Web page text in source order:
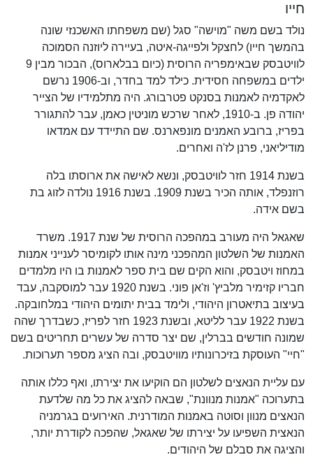
חייו
נולד בשם משה "מוישה" סגל (שם משפחתו האשכנזי שונה
בהמשך חייו) לחצקל ולפייגה-איטה, בעיירה ליוזנה הסמוכה
לוויטבסק שבאימפריה הרוסית (כיום בבלארוס), הבכור מבין 9
ילדים במשפחה חסידית. כילד למד בחדר, וב-1906 נרשם
לאקדמיה לאמנות בסנקט פטרבורג. היה מתלמידיו של הצייר
יהודה פן. ב-1910, לאחר שרכש מוניטין כאמן, עבר להתגורר
בפריז, ברובע האמנים מונפארנס. שם התיידד עם אמדאו
מודיליאני, פרנן לז'ה ואחרים.
בשנת 1914 חזר לוויטבסק, ונשא לאישה את ארוסתו בלה
רוזנפלד, אותה הכיר בשנת 1909. בשנת 1916 נולדה לזוג בת
בשם אידה.
שאגאל היה מעורב במהפכה הרוסית של שנת 1917. משרד
האמנות של השלטון המהפכני מינה אותו לקומיסר לענייני אמנות
במחוז ויטבסק, והוא הקים שם בית ספר לאמנות בו היו מלמדים
חבריו קזימיר מלביץ' וז'אן פוני. בשנת 1920 עבר למוסקבה, עבד
בעיצוב בתיאטרון היהודי, ולימד בבית יתומים היהודי במלחובקה.
בשנת 1922 עבר לליטא, ובשנת 1923 חזר לפריז, כשבדרך שהה
שמונה חודשים בברלין, שם יצר סדרה של עשרים תחריטים בשם
"חיי" העוסקת בזיכרונותיו מוויטבסק, ובה הציג מספר תערוכות.
עם עליית הנאצים לשלטון הם הוקיעו את יצירתו, ואף כללו אותה
בתערוכה "אמנות מנוונת", שבאה להציג את כל מה שלדעת
הנאצים מנוון וסוטה באמנות המודרנית. האירועים בגרמניה
הנאצית השפיעו על יצירתו של שאגאל, שהפכה לקודרת יותר,
והציגה את סבלם של היהודים.